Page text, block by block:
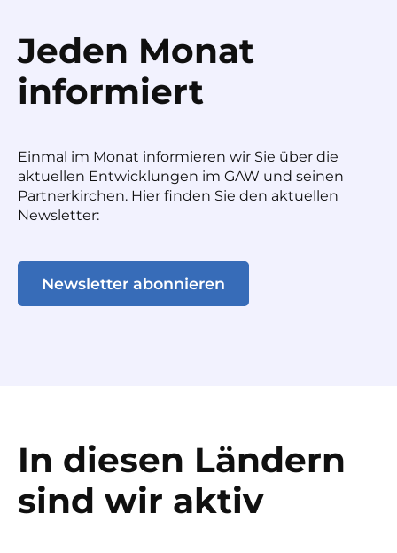
Jeden Monat
informiert
Einmal im Monat informieren wir Sie über die
aktuellen Entwicklungen im GAW und seinen
Partnerkirchen. Hier finden Sie den aktuellen
Newsletter:
Newsletter abonnieren
In diesen Ländern
sind wir aktiv